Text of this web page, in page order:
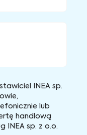
INEA sp.
lub
handlową
INEA sp. z o.o.